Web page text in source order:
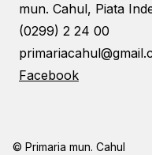
mun. Cahul, Piata
(0299) 2 24 00
Facebook
© Primaria mun. Cahul